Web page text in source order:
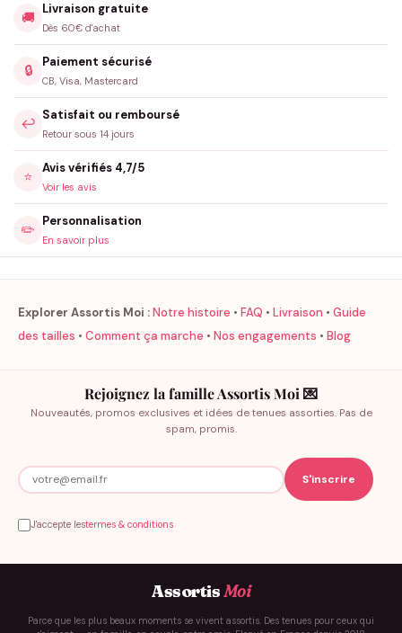
🚚
Livraison gratuite
Dès 60€ d'achat
🔒
Paiement sécurisé
CB, Visa, Mastercard
↩️
Satisfait ou remboursé
Retour sous 14 jours
⭐
Avis vérifiés 4,7/5
Voir les avis
✏️
Personnalisation
En savoir plus
Explorer Assortis Moi :Notre histoire • FAQ • Livraison • Guide
des tailles • Comment ça marche • Nos engagements • Blog
Rejoignez la famille Assortis Moi 💌
Nouveautés, promos exclusives et idées de tenues assorties. Pas de
spam, promis.
J'accepte lestermes & conditions
AssortisMoi
Parce que les plus beaux moments se vivent assortis. Des tenues pour ceux qui